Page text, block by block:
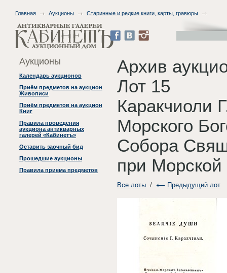
Главная Аукционы Старинные и редкие книги, карты, гравюры
Аукционы
Календарь аукционов
Приём предметов на аукцион
Живописи
Приём предметов на аукцион
Книг
Правила проведения
аукциона антикварных
галерей «Кабинетъ»
Оставить заочный бид
Прошедшие аукционы
Правила приема предметов
Архив
Лот 15
Каракчиоли
Морского
Собора
при
Все лоты/ Предыдущий лот